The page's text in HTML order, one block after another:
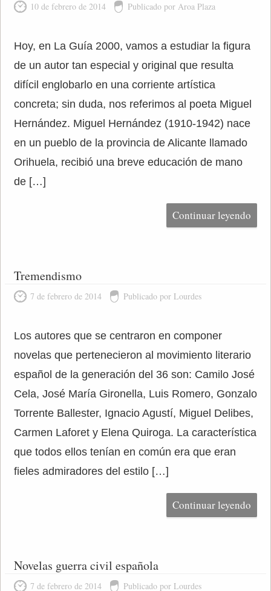
10 de febrero de 2014 Publicado por Aroa Plaza
Hoy, en La Guía 2000, vamos a estudiar la figura
de un autor tan especial y original que resulta
difícil englobarlo en una corriente artística
concreta; sin duda, nos referimos al poeta Miguel
Hernández. Miguel Hernández (1910-1942) nace
en un pueblo de la provincia de Alicante llamado
Orihuela, recibió una breve educación de mano
de […]
Continuar leyendo
Tremendismo
7 de febrero de 2014 Publicado por Lourdes
Los autores que se centraron en componer
novelas que pertenecieron al movimiento literario
español de la generación del 36 son: Camilo José
Cela, José María Gironella, Luis Romero, Gonzalo
Torrente Ballester, Ignacio Agustí, Miguel Delibes,
Carmen Laforet y Elena Quiroga. La característica
que todos ellos tenían en común era que eran
fieles admiradores del estilo […]
Continuar leyendo
Novelas guerra civil española
7 de febrero de 2014 Publicado por Lourdes